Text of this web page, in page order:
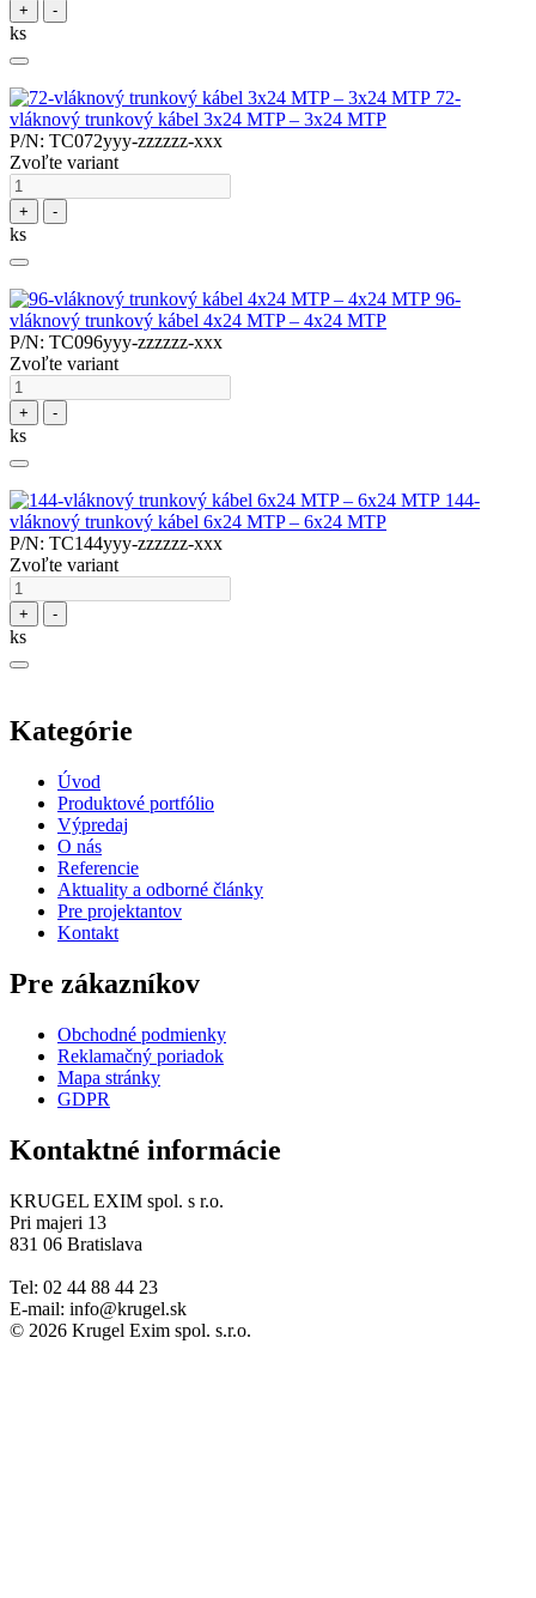
+ -
ks
72-
vláknový trunkový kábel 3x24 MTP – 3x24 MTP
P/N: TC072yyy-zzzzzz-xxx
Zvoľte variant
+ -
ks
96-
vláknový trunkový kábel 4x24 MTP – 4x24 MTP
P/N: TC096yyy-zzzzzz-xxx
Zvoľte variant
+ -
ks
144-
vláknový trunkový kábel 6x24 MTP – 6x24 MTP
P/N: TC144yyy-zzzzzz-xxx
Zvoľte variant
+ -
ks
Kategórie
Úvod
Produktové portfólio
Výpredaj
O nás
Referencie
Aktuality a odborné články
Pre projektantov
Kontakt
Pre zákazníkov
Obchodné podmienky
Reklamačný poriadok
Mapa stránky
GDPR
Kontaktné informácie
KRUGEL EXIM spol. s r.o.
Pri majeri 13
831 06 Bratislava
Tel: 02 44 88 44 23
E-mail: info@krugel.sk
© 2026 Krugel Exim spol. s.r.o.